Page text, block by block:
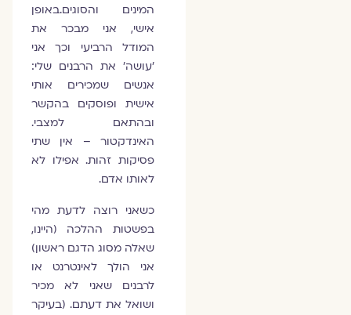
המינים והסוגים.באופן
אישי, אני מבכר את
המודל הרביעי וכך אני
'עושה' את הרבנים שלי:
אנשים שמכירים אותי
אישית ופוסקים בהקשר
ובהתאם למצבי.
האינדקטור – אין שתי
פסיקות זהות. אפילו לא
לאותו אדם.
כשאני רוצה לדעת מהי
בפשטות ההלכה (היינו,
שאלה מסוג הדגם ראשון)
אני הולך לאינטרנט או
לרבנים שאני לא מכיר
ושואל את דעתם. (בעיקר